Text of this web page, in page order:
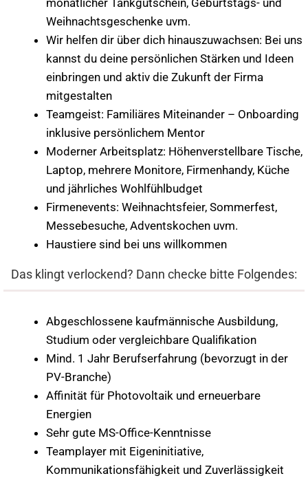
Weihnachtsgeschenke uvm.
Wir helfen dir über dich hinauszuwachsen: Bei uns
kannst du deine persönlichen Stärken und Ideen
einbringen und aktiv die Zukunft der Firma
mitgestalten
Teamgeist: Familiäres Miteinander – Onboarding
inklusive persönlichem Mentor
Moderner Arbeitsplatz: Höhenverstellbare Tische,
Laptop, mehrere Monitore, Firmenhandy, Küche
und jährliches Wohlfühlbudget
Firmenevents: Weihnachtsfeier, Sommerfest,
Messebesuche, Adventskochen uvm.
Haustiere sind bei uns willkommen
Das klingt verlockend? Dann checke bitte Folgendes:
Abgeschlossene kaufmännische Ausbildung,
Studium oder vergleichbare Qualifikation
Mind. 1 Jahr Berufserfahrung (bevorzugt in der
PV-Branche)
Affinität für Photovoltaik und erneuerbare
Energien
Sehr gute MS-Office-Kenntnisse
Teamplayer mit Eigeninitiative,
Kommunikationsfähigkeit und Zuverlässigkeit